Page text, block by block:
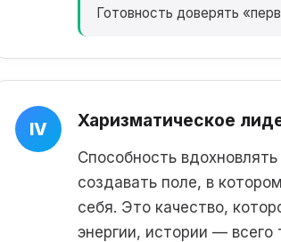
Готовность доверять
IV Харизматическое
Способность
создавать поле, в
себя. Это качество,
энергии, истории — всего